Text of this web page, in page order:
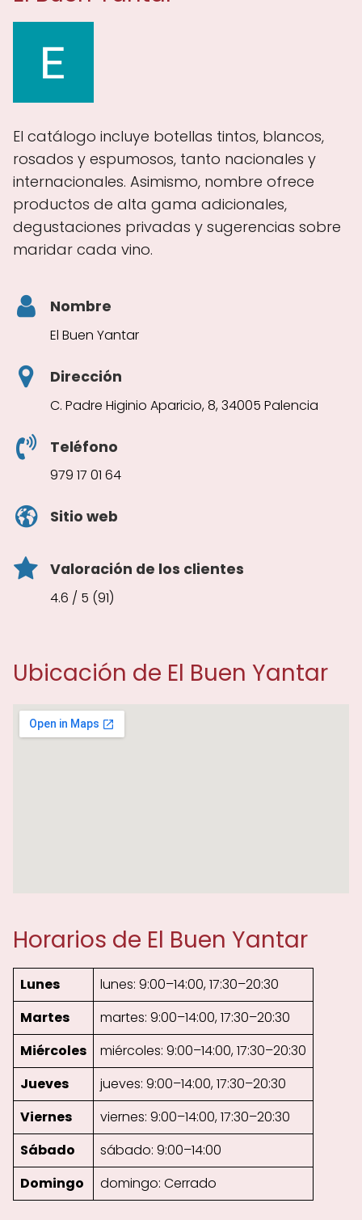
El catálogo incluye botellas tintos, blancos,
rosados y espumosos, tanto nacionales y
internacionales. Asimismo, nombre ofrece
productos de alta gama adicionales,
degustaciones privadas y sugerencias sobre
maridar cada vino.
Nombre
El Buen Yantar
Dirección
C. Padre Higinio Aparicio, 8, 34005 Palencia
Teléfono
979 17 01 64
Sitio web
Valoración de los clientes
4.6 / 5 (91)
Ubicación de El Buen Yantar
Horarios de El Buen Yantar
Lunes
lunes: 9:00–14:00, 17:30–20:30
Martes
martes: 9:00–14:00, 17:30–20:30
Miércoles
miércoles: 9:00–14:00, 17:30–20:30
Jueves
jueves: 9:00–14:00, 17:30–20:30
Viernes
viernes: 9:00–14:00, 17:30–20:30
Sábado
sábado: 9:00–14:00
Domingo
domingo: Cerrado